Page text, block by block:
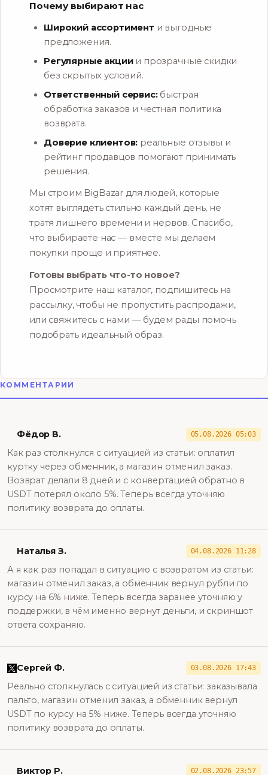
Почему выбирают нас
Широкий ассортимент и выгодные
предложения.
Регулярные акциии прозрачные скидки
без скрытых условий.
Ответственный сервис:быстрая
обработка заказов и честная политика
возврата.
Доверие клиентов: реальные отзывы и
рейтинг продавцов помогают принимать
решения.
Мы строим BigBazar для людей, которые
хотят выглядеть стильно каждый день, не
тратя лишнего времени и нервов. Спасибо,
что выбираете нас — вместе мы делаем
покупки проще и приятнее.
Готовы выбрать что-то новое?
Просмотрите наш каталог, подпишитесь на
рассылку, чтобы не пропустить распродажи,
или свяжитесь с нами — будем рады помочь
подобрать идеальный образ.
КОММЕНТАРИИ
Фёдор В. 05.08.2026 05:03
Как раз столкнулся с ситуацией из статьи: оплатил
куртку через обменник, а магазин отменил заказ.
Возврат делали 8 дней и с конвертацией обратно в
USDT потерял около 5%. Теперь всегда уточняю
политику возврата до оплаты.
Наталья З. 04.08.2026 11:28
А я как раз попадал в ситуацию с возвратом из статьи:
магазин отменил заказ, а обменник вернул рубли по
курсу на 6% ниже. Теперь всегда заранее уточняю у
поддержки, в чём именно вернут деньги, и скриншот
ответа сохраняю.
Сергей Ф. 03.08.2026 17:43
Реально столкнулась с ситуацией из статьи: заказывала
пальто, магазин отменил заказ, а обменник вернул
USDT по курсу на 5% ниже. Теперь всегда уточняю
политику возврата до оплаты.
Виктор Р. 02.08.2026 23:57